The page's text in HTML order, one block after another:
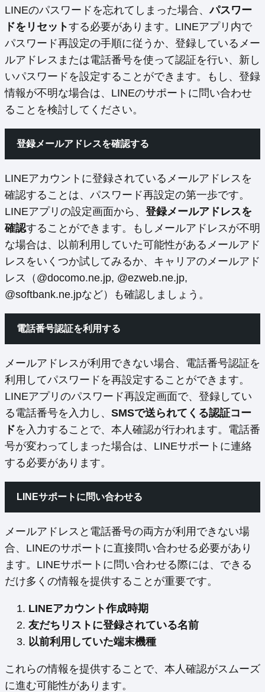
LINEのパスワードを忘れてしまった場合、パスワー
ドをリセットする必要があります。LINEアプリ内で
パスワード再設定の手順に従うか、登録しているメー
ルアドレスまたは電話番号を使って認証を行い、新し
いパスワードを設定することができます。もし、登録
情報が不明な場合は、LINEのサポートに問い合わせ
ることを検討してください。
登録メールアドレスを確認する
LINEアカウントに登録されているメールアドレスを
確認することは、パスワード再設定の第一歩です。
LINEアプリの設定画面から、 登録メールアドレスを
確認することができます。もしメールアドレスが不明
な場合は、以前利用していた可能性があるメールアド
レスをいくつか試してみるか、キャリアのメールアド
レス（@docomo.ne.jp, @ezweb.ne.jp,
@softbank.ne.jpなど）も確認しましょう。
電話番号認証を利用する
メールアドレスが利用できない場合、電話番号認証を
利用してパスワードを再設定することができます。
LINEアプリのパスワード再設定画面で、登録してい
る電話番号を入力し、 SMSで送られてくる認証コー
ドを入力することで、本人確認が行われます。電話番
号が変わってしまった場合は、LINEサポートに連絡
する必要があります。
LINEサポートに問い合わせる
メールアドレスと電話番号の両方が利用できない場
合、LINEのサポートに直接問い合わせる必要があり
ます。LINEサポートに問い合わせる際には、できる
だけ多くの情報を提供することが重要です。
LINEアカウント作成時期
友だちリストに登録されている名前
以前利用していた端末機種
これらの情報を提供することで、本人確認がスムーズ
に進む可能性があります。